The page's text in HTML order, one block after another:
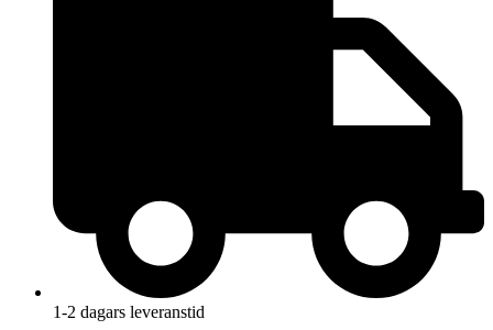
1-2 dagars leveranstid